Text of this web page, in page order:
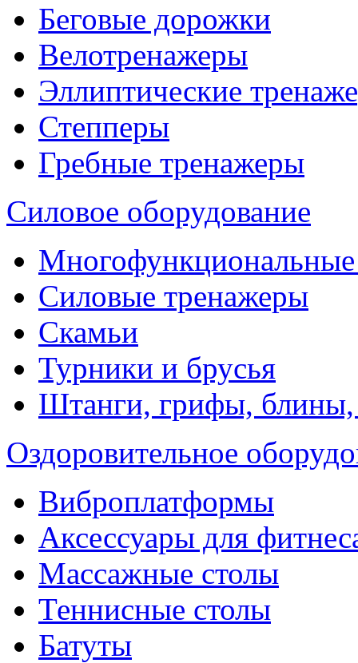
Беговые дорожки
Велотренажеры
Эллиптические
Степперы
Гребные тренажеры
Силовое оборудование
Силовые тренажеры
Скамьи
Турники и брусья
Штанги, грифы, блины,
Оздоровительное
Виброплатформы
Аксессуары для
Массажные столы
Теннисные столы
Батуты